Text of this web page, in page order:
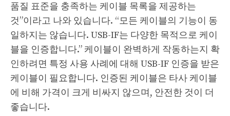
품질 표준을 충족하는 케이블 목록을 제공하는
것”이라고 나와 있습니다. “모든 케이블의 기능이 동
일하지는 않습니다. USB-IF는 다양한 목적으로 케이
블을 인증합니다.” 케이블이 완벽하게 작동하는지 확
인하려면 특정 사용 사례에 대해 USB-IF 인증을 받은
케이블이 필요합니다. 인증된 케이블은 타사 케이블
에 비해 가격이 크게 비싸지 않으며, 안전한 것이 더
좋습니다.